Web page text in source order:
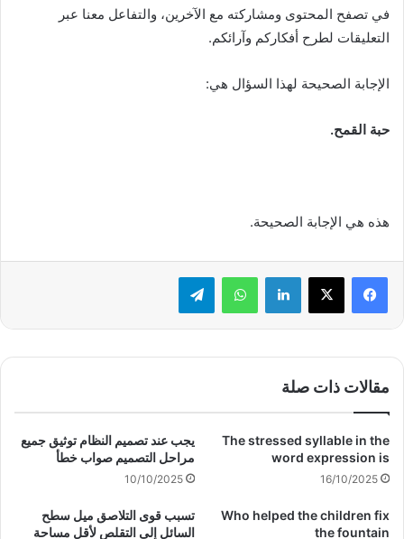
في تصفح المحتوى ومشاركته مع الآخرين، والتفاعل معنا عبر
التعليقات لطرح أفكاركم وآرائكم.
الإجابة الصحيحة لهذا السؤال هي:
حبة القمح.
هذه هي الإجابة الصحيحة.
لينكدإن واتساب تيلقرام
مقالات ذات صلة
The stressed syllable in the
word expression is
16/10/2025
يجب عند تصميم النظام توثيق جميع
مراحل التصميم صواب خطأ
10/10/2025
Who helped the children fix
the fountain
تسبب قوى التلاصق ميل سطح
السائل إلى التقلص لأقل مساحة